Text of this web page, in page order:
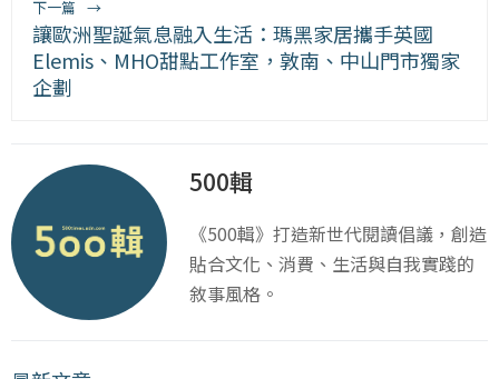
下一篇 →
讓歐洲聖誕氣息融入生活：瑪黑家居攜手英國
Elemis、MHO甜點工作室，敦南、中山門市獨家
企劃
500輯
《500輯》打造新世代閱讀倡議，創造
貼合文化、消費、生活與自我實踐的
敘事風格。